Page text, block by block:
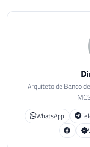
Arquiteto de Banco
WhatsApp